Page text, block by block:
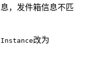
，发件箱信息不匹
改为